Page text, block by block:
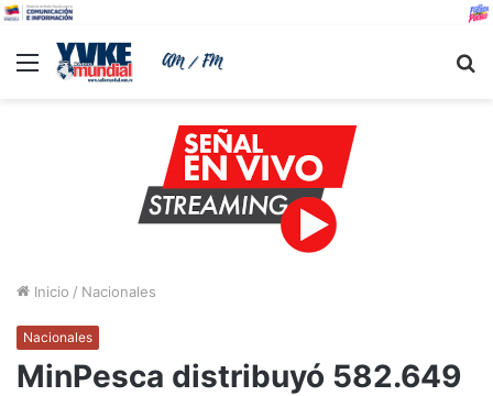
Menu
Inicio / Nacionales
Nacionales
MinPesca distribuyó 582.649